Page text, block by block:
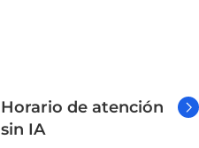
Horario de atención
sin IA